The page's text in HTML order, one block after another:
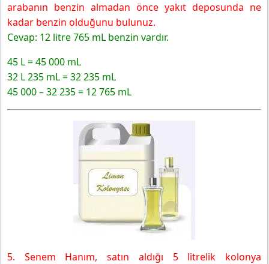
arabanın benzin almadan önce yakıt deposunda ne
kadar benzin olduğunu bulunuz.
Cevap: 12 litre 765 mL benzin vardır.
45 L = 45 000 mL
32 L 235 mL = 32 235 mL
45 000 – 32 235 = 12 765 mL
5. Senem Hanım, satın aldığı 5 litrelik kolonya